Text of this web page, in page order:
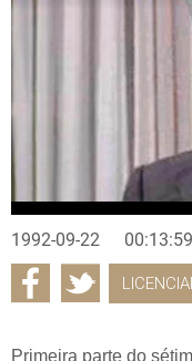
1992-09-22 00:13:59
Primeira parte do